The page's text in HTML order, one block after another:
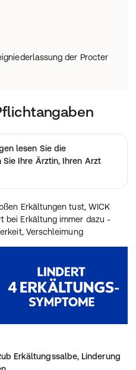
der Procter
lesen Sie die
Ihre Ärztin, Ihren Arzt
Erkältungen tust, WICK
bei Erkältung immer dazu -
Verschleimung
Erkältungssalbe, Linderung